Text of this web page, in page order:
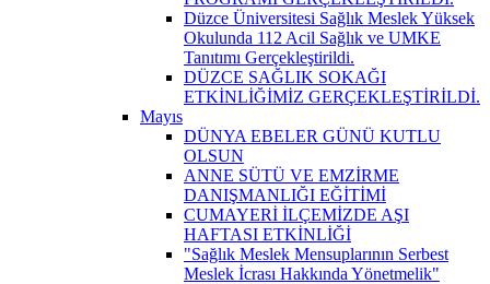
Düzce Üniversitesi Sağlık Meslek Yüksek
Okulunda 112 Acil Sağlık ve UMKE
Tanıtımı Gerçekleştirildi.
DÜZCE SAĞLIK SOKAĞI
ETKİNLİĞİMİZ GERÇEKLEŞTİRİLDİ.
Mayıs
DÜNYA EBELER GÜNÜ KUTLU
OLSUN
ANNE SÜTÜ VE EMZİRME
DANIŞMANLIĞI EĞİTİMİ
CUMAYERİ İLÇEMİZDE AŞI
HAFTASI ETKİNLİĞİ
"Sağlık Meslek Mensuplarının Serbest
Meslek İcrası Hakkında Yönetmelik"